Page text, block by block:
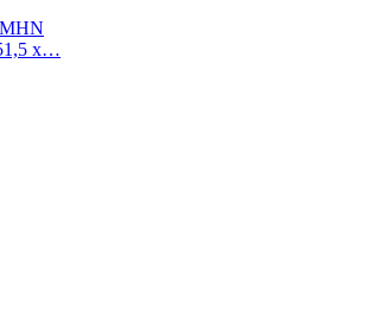
MHN
x…